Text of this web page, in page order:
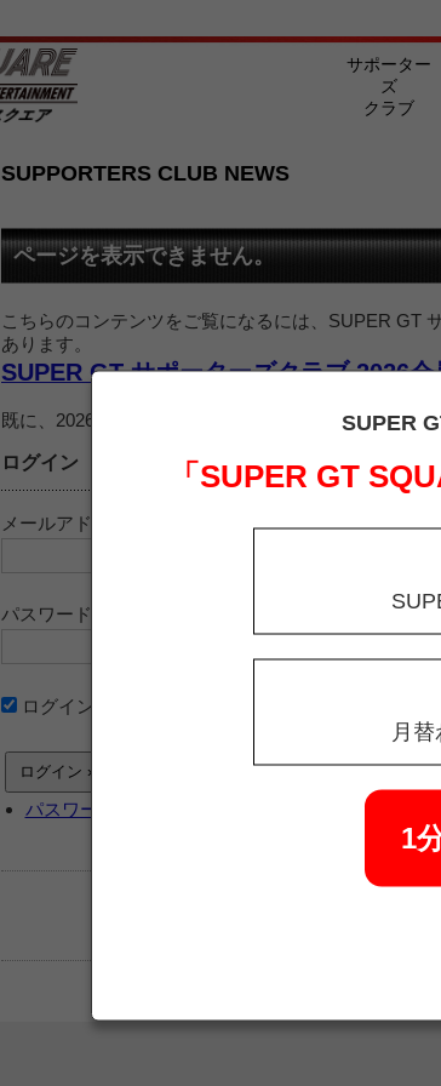
サポーター
ズ
クラブ
SUPPORTERS CLUB NEWS
ページを表示できません。
こちらのコンテンツをご覧になるには、SUPER GT
あります。
SUPER GT サポーターズクラブ 2026
既に、2026 SUPER GT サポーターズクラブ会員の
ログイン
メールアドレス
パスワード
ログイン情報を記憶
パスワードをお忘れですか ?
SUPER
「SUPER GT
月
1